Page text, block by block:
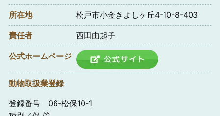
所在地 松戸市小金きよしヶ丘4-10-8-403
責任者 西田由起子
公式ホームページ
動物取扱業登録
登録番号 06-松保10-1